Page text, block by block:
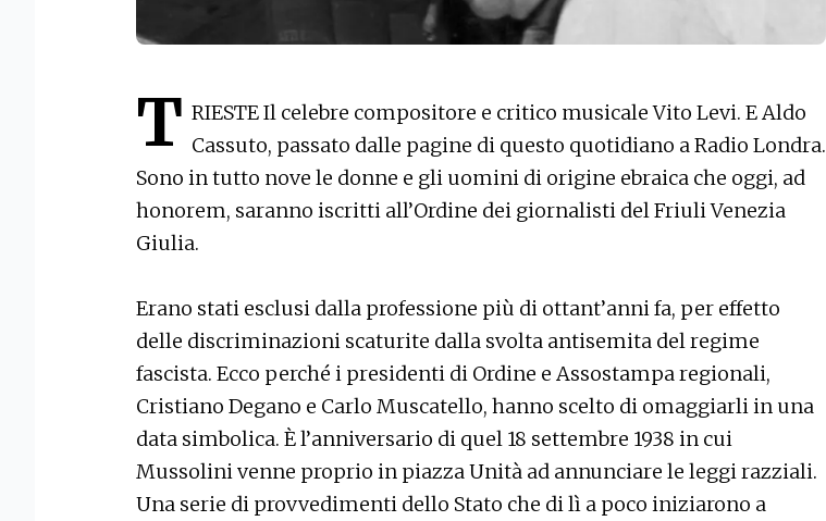
T RIESTE Il celebre compositore e critico musicale Vito Levi. E Aldo
Cassuto, passato dalle pagine di questo quotidiano a Radio Londra.
Sono in tutto nove le donne e gli uomini di origine ebraica che oggi, ad
honorem, saranno iscritti all’Ordine dei giornalisti del Friuli Venezia
Giulia.
Erano stati esclusi dalla professione più di ottant’anni fa, per effetto
delle discriminazioni scaturite dalla svolta antisemita del regime
fascista. Ecco perché i presidenti di Ordine e Assostampa regionali,
Cristiano Degano e Carlo Muscatello, hanno scelto di omaggiarli in una
data simbolica. È l’anniversario di quel 18 settembre 1938 in cui
Mussolini venne proprio in piazza Unità ad annunciare le leggi razziali.
Una serie di provvedimenti dello Stato che di lì a poco iniziarono a